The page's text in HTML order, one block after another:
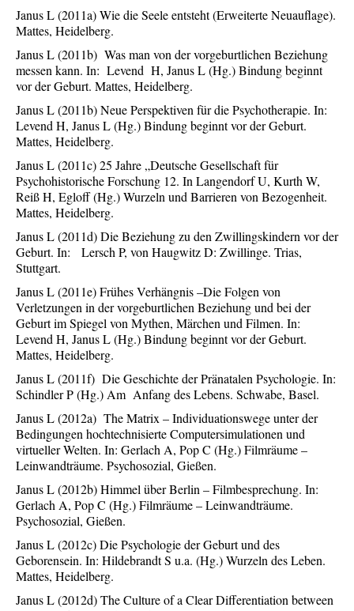
Janus L (2011a) Wie die Seele entsteht (Erweiterte Neuauflage).
Mattes, Heidelberg.
Janus L (2011b) Was man von der vorgeburtlichen Beziehung
messen kann. In: Levend H, Janus L (Hg.) Bindung beginnt
vor der Geburt. Mattes, Heidelberg.
Janus L (2011b) Neue Perspektiven für die Psychotherapie. In:
Levend H, Janus L (Hg.) Bindung beginnt vor der Geburt.
Mattes, Heidelberg.
Janus L (2011c) 25 Jahre „Deutsche Gesellschaft für
Psychohistorische Forschung 12. In Langendorf U, Kurth W,
Reiß H, Egloff (Hg.) Wurzeln und Barrieren von Bezogenheit.
Mattes, Heidelberg.
Janus L (2011d) Die Beziehung zu den Zwillingskindern vor der
Geburt. In: Lersch P, von Haugwitz D: Zwillinge. Trias,
Stuttgart.
Janus L (2011e) Frühes Verhängnis –Die Folgen von
Verletzungen in der vorgeburtlichen Beziehung und bei der
Geburt im Spiegel von Mythen, Märchen und Filmen. In:
Levend H, Janus L (Hg.) Bindung beginnt vor der Geburt.
Mattes, Heidelberg.
Janus L (2011f) Die Geschichte der Pränatalen Psychologie. In:
Schindler P (Hg.) Am Anfang des Lebens. Schwabe, Basel.
Janus L (2012a) The Matrix – Individuationswege unter der
Bedingungen hochtechnisierte Computersimulationen und
virtueller Welten. In: Gerlach A, Pop C (Hg.) Filmräume –
Leinwandträume. Psychosozial, Gießen.
Janus L (2012b) Himmel über Berlin – Filmbesprechung. In:
Gerlach A, Pop C (Hg.) Filmräume – Leinwandträume.
Psychosozial, Gießen.
Janus L (2012c) Die Psychologie der Geburt und des
Geborensein. In: Hildebrandt S u.a. (Hg.) Wurzeln des Leben.
Mattes, Heidelberg.
Janus L (2012d) The Culture of a Clear Differentiation between